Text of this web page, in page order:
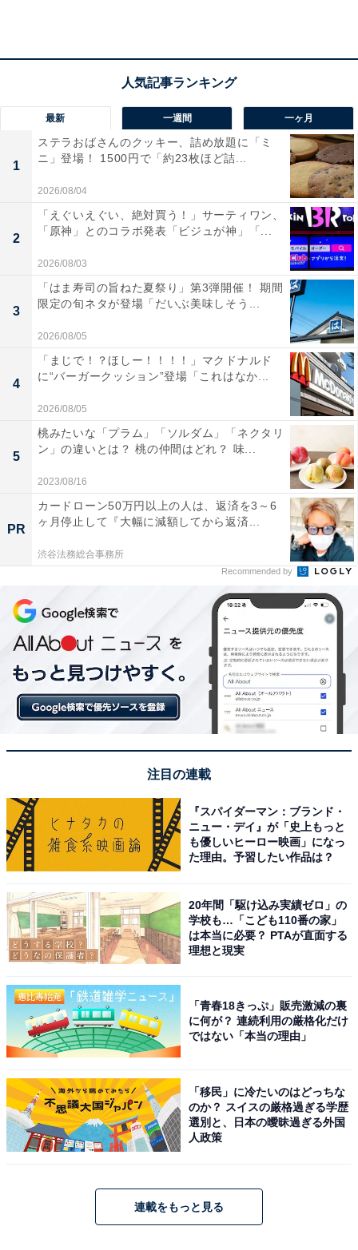
バッグのサイズは縦21.5センチ×横30センチ×マチ9セン
チ、持ち手30センチ。マチもしっかりあるこのサイズ感
がとてもいい！ スマートフォンと財布、500ミリリット
ルのペットボトルやハンカチ、ウェットティッシュなど
を入れても余裕があります。
巾着タイプで、ひもで閉じることができる
「台湾 好吃！バッグ」最大の特徴は、巾着タイプで上部
をひもで閉じられることです。中を見られたくないとき
やスリ対策にもいいですね。
「台湾 好吃！バッグ」はネイビーとカーキの2色展開。
それぞれ中央にイラストがあり、ネイビーは小籠包、カ
ーキには台湾だけでなく最近では日本でも広まってきた
カーキには台湾の電気調理鍋「大同電鍋」の刺繍
バッグに付いているタグも、いつもならば「KALDI」と
アルファベットで書かれていますが、台湾の雰囲気に合
わせた書体のカタカナで表記されています。
最新 一週間 一ヶ月
1
ステラおばさんのクッキー、詰め放題に「ミ
ニ」登場！ 1500円で「約23枚ほど詰...
2026/08/04
2
「えぐいえぐい、絶対買う！」サーティワン、
「原神」とのコラボ発表「ビジュが神」「...
2026/08/03
3
「はま寿司の旨ねた夏祭り」第3弾開催！ 期間
限定の旬ネタが登場「だいぶ美味しそう...
2026/08/05
4
「まじで！？ほしー！！！！」マクドナルド
に“バーガークッション”登場「これはなか...
2026/08/05
5
桃みたいな「プラム」「ソルダム」「ネクタリ
ン」の違いとは？ 桃の仲間はどれ？ 味...
2023/08/16
PR
カードローン50万円以上の人は、返済を3～6
ヶ月停止して『大幅に減額してから返済...
渋谷法務総合事務所
Recommended by
注目の連載
『スパイダーマン：ブランド・
ニュー・デイ』が「史上もっと
も優しいヒーロー映画」になっ
た理由。予習したい作品は？
20年間「駆け込み実績ゼロ」の
学校も…「こども110番の家」
は本当に必要？ PTAが直面する
理想と現実
「青春18きっぷ」販売激減の裏
に何が？ 連続利用の厳格化だけ
ではない「本当の理由」
「移民」に冷たいのはどっちな
のか？ スイスの厳格過ぎる学歴
選別と、日本の曖昧過ぎる外国
人政策
連載をもっと見る